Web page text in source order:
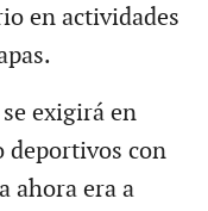
en actividades
exigirá en
deportivos con
ahora era a